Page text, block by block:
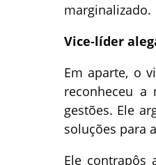
marginalizado.
Vice-líder
Em aparte, o
reconheceu a
gestões. Ele
soluções para
Ele contrapôs